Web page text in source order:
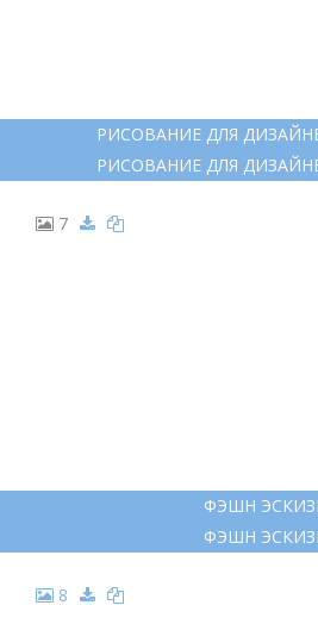
РИСОВАНИЕ ДЛЯ
РИСОВАНИЕ ДЛЯ
7
ФЭШН
ФЭШН
8